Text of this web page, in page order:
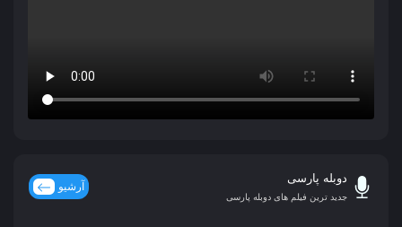
دوبله پارسی
جدید ترین فیلم های دوبله پارسی
آرشیو